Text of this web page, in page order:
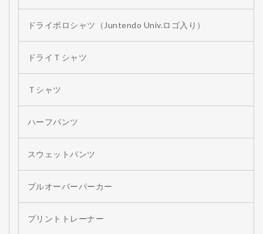
ドライポロシャツ（Juntendo Univ.ロゴ入り）
ドライＴシャツ
Ｔシャツ
ハーフパンツ
スウェットパンツ
プルオーバーパーカー
プリントトレーナー